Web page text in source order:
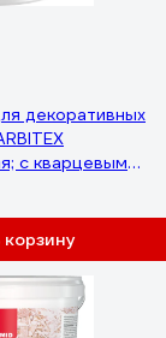
декоративных
с кварцевым
4300008114
корзину